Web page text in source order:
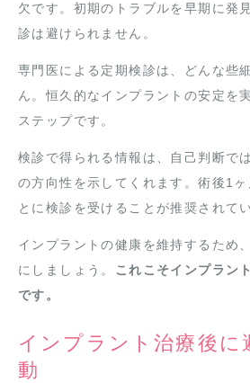
欠です。初期のトラブルを早期に発
診は避けられません。
専門医による定期検診は、どんな些
ん。恒久的なインプラントの安定を
ステップです。
検診で得られる情報は、自己判断で
の方向性を示してくれます。術後1
とに検診を受けることが推奨されて
インプラントの健康を維持するため
にしましょう。 これこそインプラン
です。
インプラント治療後に
動